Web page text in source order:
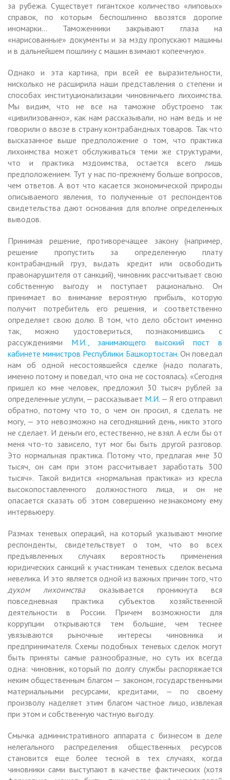
за рубежа. Существует гигантское количество «липовых»
справок, по которым беспошлинно ввозятся дорогие
иномарки… Таможенники закрывают глаза на
«нарисованные» документы и за мзду пропускают машины
и в дальнейшем пошлину с машин взимают копеечную».
Однако и эта картина, при всей ее выразительности,
нисколько не расширила наши представления о степени и
способах институционализации чиновничьего лихоимства.
Мы видим, что не все на таможне обустроено так
«цивилизованно», как нам рассказывали, но нам ведь и не
говорили о ввозе в страну контрабандных товаров. Так что
высказанное выше предположение о том, что практика
лихоимства может обслуживаться теми же структурами,
что и практика мздоимства, остается всего лишь
предположением. Тут у нас по-прежнему больше вопросов,
чем ответов. А вот что касается экономической природы
описываемого явления, то полученные от респондентов
свидетельства дают основания для вполне определенных
выводов.
Принимая решение, противоречащее закону (например,
решение пропустить за определенную плату
контрабандный груз, выдать кредит или освободить
правонарушителя от санкций), чиновник рассчитывает свою
собственную выгоду и поступает рационально. Он
принимает во внимание вероятную прибыль, которую
получит потребитель его решения, и соответственно
определяет свою долю. В том, что дело обстоит именно
так, можно удостовериться, познакомившись с
рассуждениями М.И., занимающего высокий пост в
кабинете министров Республики Башкортостан.Он поведал
нам об одной несостоявшейся сделке (надо полагать,
именно потому и поведал, что она не состоялась). «Сегодня
пришел ко мне человек, предложил 30 тысяч рублей за
определенные услуги, — рассказывает М.И. — Я его отправил
обратно, потому что то, о чем он просил, я сделать не
могу, — это невозможно на сегодняшний день, никто этого
не сделает. И деньги его, естественно, не взял. А если бы от
меня что-то зависело, тут мог бы быть другой разговор.
Это нормальная практика. Потому что, предлагая мне 30
тысяч, он сам при этом рассчитывает заработать 300
тысяч». Такой видится «нормальная практика» из кресла
высокопоставленного должностного лица, и он не
опасается сказать об этом совершенно незнакомому ему
интервьюеру.
Размах теневых операций, на который указывают многие
респонденты, свидетельствует о том, что во всех
предъявленных случаях вероятность применения
юридических санкций к участникам теневых сделок весьма
невелика. И это является одной из важных причин того, что
духом лихоимстваоказывается проникнута вся
повседневная практика субъектов хозяйственной
деятельности в России. Причем возможности для
коррупции открываются тем большие, чем теснее
увязываются рыночные интересы чиновника и
предпринимателя. Схемы подобных теневых сделок могут
быть приняты самые разнообразные, но суть их всегда
одна: чиновник, который по долгу службы распоряжается
неким общественным благом — законом, государственными
материальными ресурсами, кредитами, — по своему
произволу наделяет этим благом частное лицо, извлекая
при этом и собственную частную выгоду.
Смычка административного аппарата с бизнесом в деле
нелегального распределения общественных ресурсов
становится еще более тесной в тех случаях, когда
чиновники сами выступают в качестве фактических (хотя